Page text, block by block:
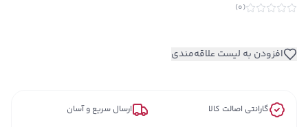
(
0
)
افزودن به لیست علاقه‌مندی
گارانتی اصالت کالا ارسال سریع و آسان